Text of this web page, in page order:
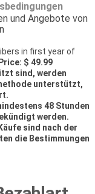
und Angebote von
in first year of
$ 49.99
sind, werden
unterstützt,
48 Stunden
werden.
sind nach der
die Bestimmungen